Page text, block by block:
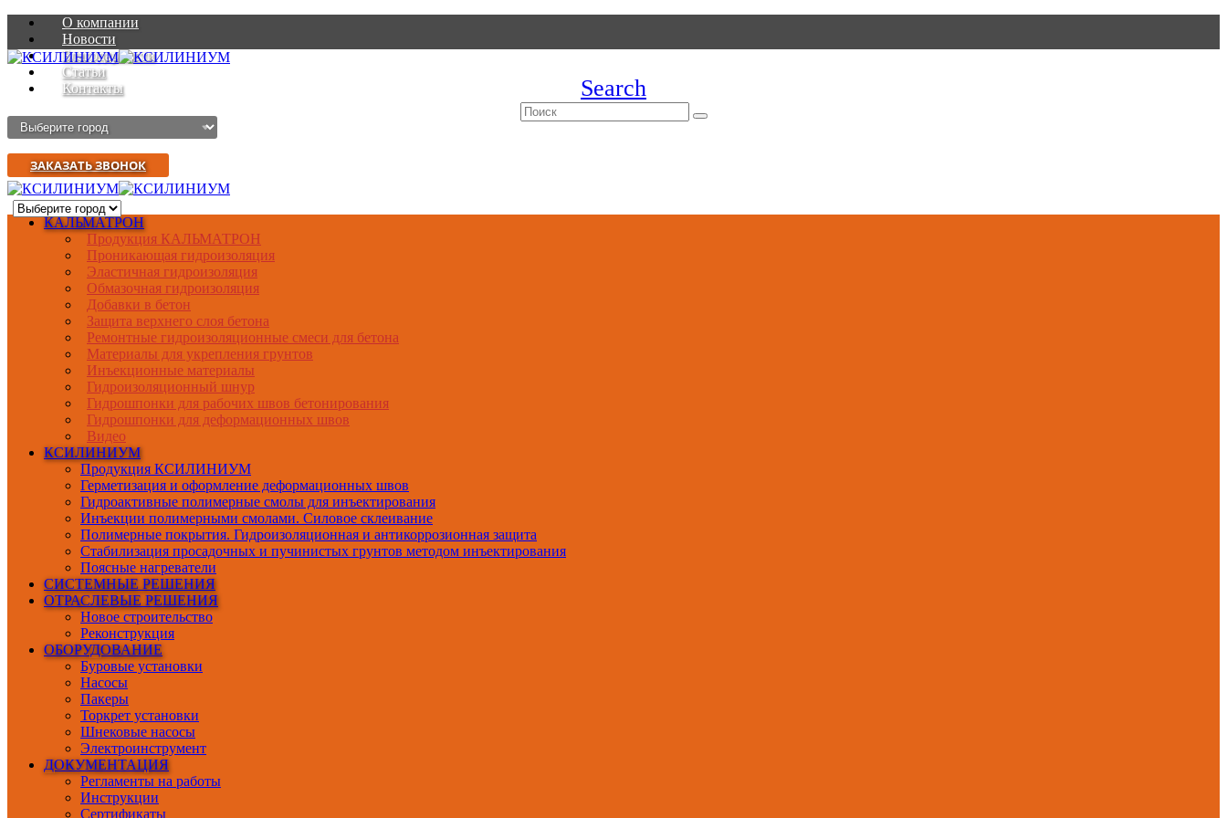
О компании
Новости
Благодарности
Статьи
Контакты
Search
ЗАКАЗАТЬ ЗВОНОК
КАЛЬМАТРОН
Продукция КАЛЬМАТРОН
Проникающая гидроизоляция
Эластичная гидроизоляция
Обмазочная гидроизоляция
Добавки в бетон
Защита верхнего слоя бетона
Ремонтные гидроизоляционные смеси для бетона
Материалы для укрепления грунтов
Инъекционные материалы
Гидроизоляционный шнур
Гидрошпонки для рабочих швов бетонирования
Гидрошпонки для деформационных швов
Видео
КСИЛИНИУМ
Продукция КСИЛИНИУМ
Герметизация и оформление деформационных швов
Гидроактивные полимерные смолы для инъектирования
Инъекции полимерными смолами. Силовое склеивание
Полимерные покрытия. Гидроизоляционная и антикоррозионная защита
Стабилизация просадочных и пучинистых грунтов методом инъектирования
Поясные нагреватели
СИСТЕМНЫЕ РЕШЕНИЯ
ОТРАСЛЕВЫЕ РЕШЕНИЯ
Новое строительство
Реконструкция
ОБОРУДОВАНИЕ
Буровые установки
Насосы
Пакеры
Торкрет установки
Шнековые насосы
Электроинструмент
ДОКУМЕНТАЦИЯ
Регламенты на работы
Инструкции
Сертификаты